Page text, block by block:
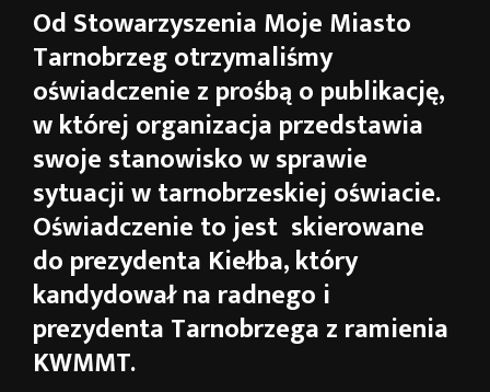
Od Stowarzyszenia Moje Miasto
Tarnobrzeg otrzymaliśmy
oświadczenie z prośbą o publikację,
w której organizacja przedstawia
swoje stanowisko w sprawie
sytuacji w tarnobrzeskiej oświacie.
Oświadczenie to jest skierowane
do prezydenta Kiełba, który
kandydował na radnego i
prezydenta Tarnobrzega z ramienia
KWMMT.